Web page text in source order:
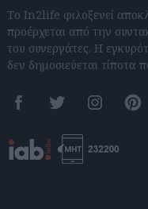
Το In2life φιλοξενεί
προέρχεται από την
του συνεργάτες. Η
δεν δημοσιεύεται τίποτα
FacebookTwitter Instagram